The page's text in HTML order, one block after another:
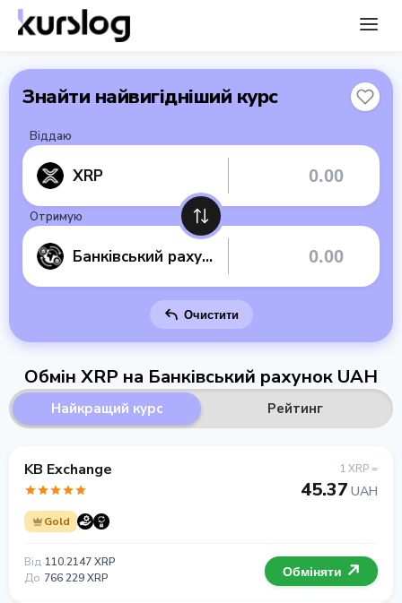
Знайти найвигідніший курс
Віддаю
XRP
Отримую
Банківський рахунок UAH
Очистити
Обмін XRP на Банківський рахунок UAH
Найкращий курс Рейтинг
KB Exchange
Gold
1 XRP =
45.37 UAH
Від 110.2147 XRP
До 766 229 XRP Обміняти